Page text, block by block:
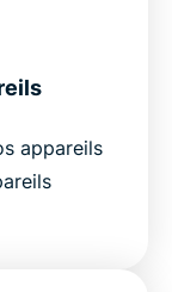
appareils